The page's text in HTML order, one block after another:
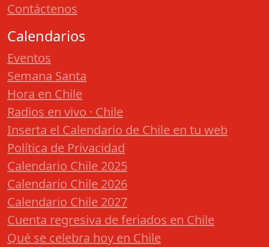
Contáctenos
Calendarios
Eventos
Semana Santa
Hora en Chile
Radios en vivo · Chile
Inserta el Calendario de Chile en tu web
Política de Privacidad
Calendario Chile 2025
Calendario Chile 2026
Calendario Chile 2027
Cuenta regresiva de feriados en Chile
Qué se celebra hoy en Chile